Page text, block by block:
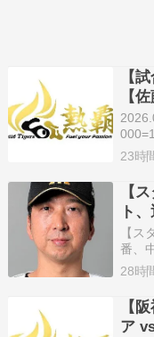
【
【
ベ
宮-門
[セ
神)
23時
【
ト
は
【
番、
大山
神、
熊
28時
【
ア